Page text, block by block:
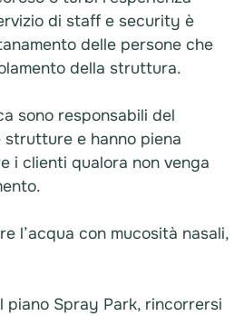
di staff e security è
delle persone che
della struttura.
sono responsabili del
strutture e hanno piena
i clienti qualora non venga
l’acqua con mucosità nasali,
piano Spray Park, rincorrersi